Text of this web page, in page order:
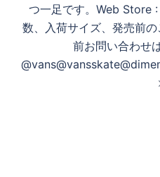
つ一足です。Web Store
数、入荷サイズ、発売前
前お問い合わせ